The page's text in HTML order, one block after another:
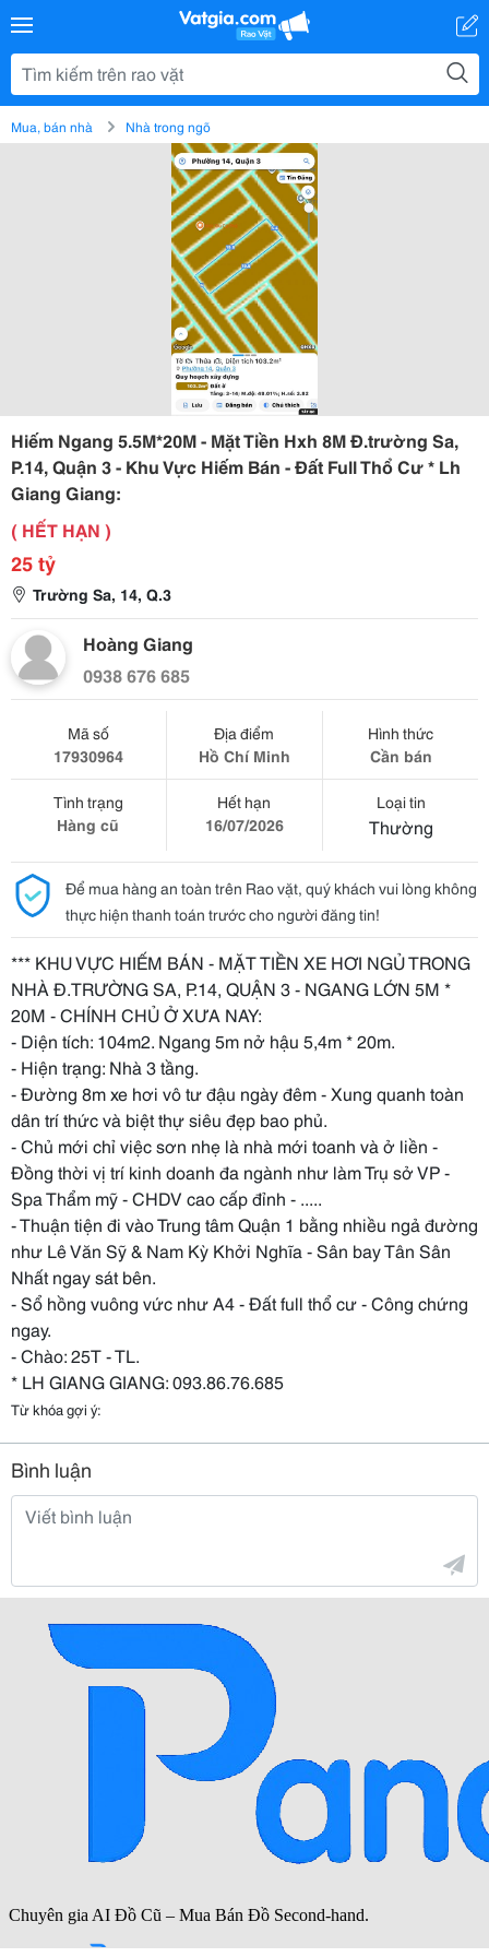
Mua, bán nhà Nhà trong ngõ
Hiếm Ngang 5.5M*20M - Mặt Tiền Hxh 8M Đ.trường Sa,
P.14, Quận 3 - Khu Vực Hiếm Bán - Đất Full Thổ Cư * Lh
Giang Giang:
( HẾT HẠN )
25 tỷ
Trường Sa, 14, Q.3
Hoàng Giang
0938 676 685
Mã số
17930964
Địa điểm
Hồ Chí Minh
Hình thức
Cần bán
Tình trạng
Hàng cũ
Hết hạn
16/07/2026
Loại tin
Thường
Để mua hàng an toàn trên Rao vặt, quý khách vui lòng không
thực hiện thanh toán trước cho người đăng tin!
*** KHU VỰC HIẾM BÁN - MẶT TIỀN XE HƠI NGỦ TRONG
NHÀ Đ.TRƯỜNG SA, P.14, QUẬN 3 - NGANG LỚN 5M *
20M - CHÍNH CHỦ Ở XƯA NAY:
- Diện tích: 104m2. Ngang 5m nở hậu 5,4m * 20m.
- Hiện trạng: Nhà 3 tầng.
- Đường 8m xe hơi vô tư đậu ngày đêm - Xung quanh toàn
dân trí thức và biệt thự siêu đẹp bao phủ.
- Chủ mới chỉ việc sơn nhẹ là nhà mới toanh và ở liền -
Đồng thời vị trí kinh doanh đa ngành như làm Trụ sở VP -
Spa Thẩm mỹ - CHDV cao cấp đỉnh - .....
- Thuận tiện đi vào Trung tâm Quận 1 bằng nhiều ngả đường
như Lê Văn Sỹ & Nam Kỳ Khởi Nghĩa - Sân bay Tân Sân
Nhất ngay sát bên.
- Sổ hồng vuông vức như A4 - Đất full thổ cư - Công chứng
ngay.
- Chào: 25T - TL.
* LH GIANG GIANG: 093.86.76.685
Từ khóa gợi ý:
Bình luận